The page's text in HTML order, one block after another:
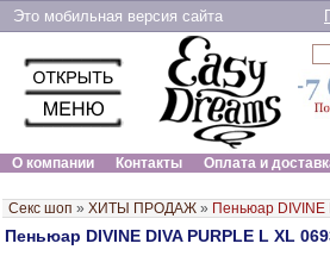
Это мобильная версия сайта
О компании
Контакты Оплата и
Секс шоп » ХИТЫ ПРОДАЖ » Пеньюар DIVINE
Пеньюар DIVINE DIVA PURPLE L XL